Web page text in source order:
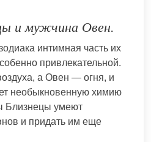
и мужчина Овен.
интимная часть их
привлекательной.
а Овен — огня, и
необыкновенную химию
умеют
и придать им еще